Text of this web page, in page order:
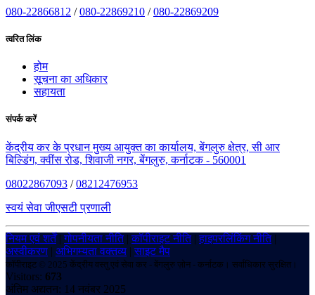
080-22866812 /080-22869210 /080-22869209
त्वरित लिंक
होम
सूचना का अधिकार
सहायता
संपर्क करें
केंद्रीय कर के प्रधान मुख्य आयुक्त का कार्यालय, बेंगलुरु क्षेत्र, सी आर
बिल्डिंग, क्वींस रोड, शिवाजी नगर, बेंगलुरु, कर्नाटक - 560001
08022867093 /08212476953
स्वयं सेवा जीएसटी प्रणाली
नियम एवं शर्तें|गोपनीयता नीति|कॉपीराइट नीति|हाइपरलिंकिंग नीति|
अस्वीकरण | अभिगम्यता वक्तव्य |साइट मैप
कॉपीराइट © 2025 केंद्रीय वस्तु एवं सेवा कर - बेंगलुरु ज़ोन - कर्नाटक। सर्वाधिकार सुरक्षित।
Visitors: 673
अंतिम अद्यतन: 14 नवंबर 2025